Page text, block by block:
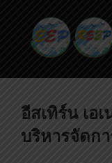
อีสเทิร์น เอ
บริหารจัดก